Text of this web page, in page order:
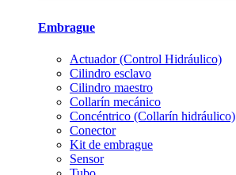
Embrague
Actuador (Control Hidráulico)
Cilindro esclavo
Cilindro maestro
Collarín mecánico
Concéntrico (Collarín hidráulico)
Conector
Kit de embrague
Sensor